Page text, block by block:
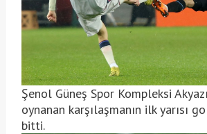
Şenol Güneş Spor Kompleksi
oynanan karşılaşmanın ilk yarısı
bitti.